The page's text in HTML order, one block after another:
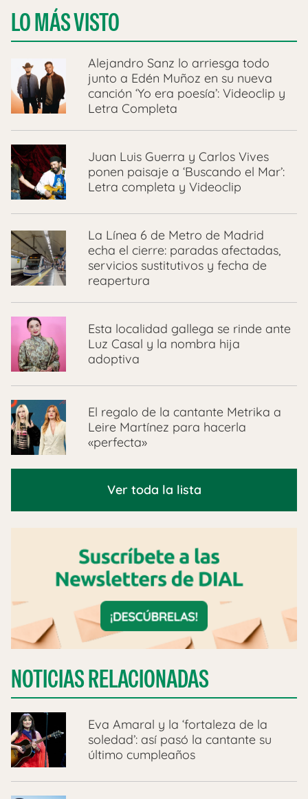
LO MÁS VISTO
Alejandro Sanz lo arriesga todo
junto a Edén Muñoz en su nueva
canción ‘Yo era poesía’: Videoclip y
Letra Completa
Juan Luis Guerra y Carlos Vives
ponen paisaje a ‘Buscando el Mar’:
Letra completa y Videoclip
La Línea 6 de Metro de Madrid
echa el cierre: paradas afectadas,
servicios sustitutivos y fecha de
reapertura
Esta localidad gallega se rinde ante
Luz Casal y la nombra hija
adoptiva
El regalo de la cantante Metrika a
Leire Martínez para hacerla
«perfecta»
Ver toda la lista
NOTICIAS RELACIONADAS
Eva Amaral y la ‘fortaleza de la
soledad’: así pasó la cantante su
último cumpleaños